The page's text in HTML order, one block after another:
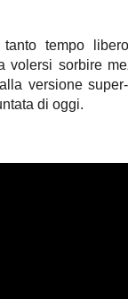
tempo
volersi sorbire
versione
di oggi.